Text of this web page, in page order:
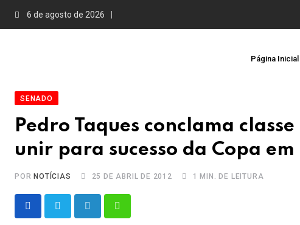
6 de agosto de 2026
Página Inicial
SENADO
Pedro Taques conclama
unir para sucesso da Copa em
PORNOTÍCIAS 25 DE ABRIL DE 2012 1 MIN. DE LEITURA
LinkedInWhatsapp